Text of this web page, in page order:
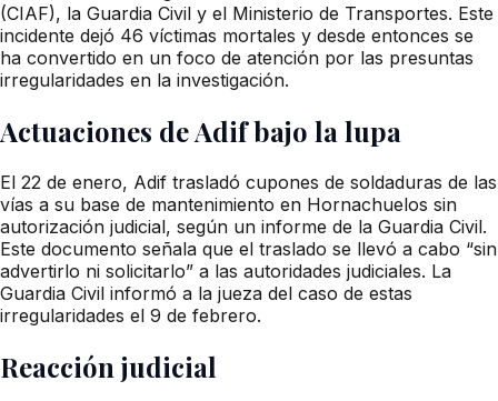
(CIAF), la Guardia Civil y el Ministerio de Transportes. Este
incidente dejó 46 víctimas mortales y desde entonces se
ha convertido en un foco de atención por las presuntas
irregularidades en la investigación.
Actuaciones de Adif bajo la lupa
El 22 de enero, Adif trasladó cupones de soldaduras de las
vías a su base de mantenimiento en Hornachuelos sin
autorización judicial, según un informe de la Guardia Civil.
Este documento señala que el traslado se llevó a cabo “sin
advertirlo ni solicitarlo” a las autoridades judiciales. La
Guardia Civil informó a la jueza del caso de estas
irregularidades el 9 de febrero.
Reacción judicial